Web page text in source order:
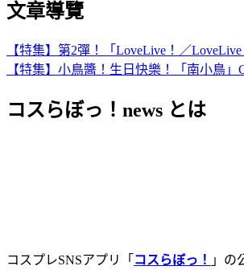
文章導覽
【特集】第2彈！「LoveLive！／
【特集】小鳥醬！生日快樂！「南小鳥」
コスらぼっ！news とは
コスプレSNSアプリ「 コスらぼっ！ 」の